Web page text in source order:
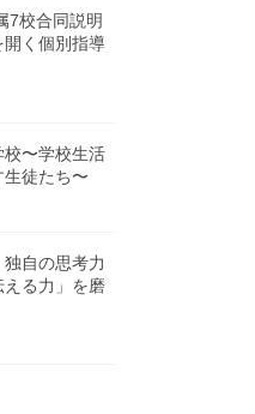
7校合同説明
く個別指導
校〜学校生活
徒たち〜
独自の思考力
る力」を磨